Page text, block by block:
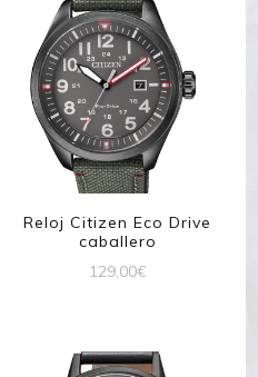
Reloj Citizen Eco Drive
caballero
129,00€